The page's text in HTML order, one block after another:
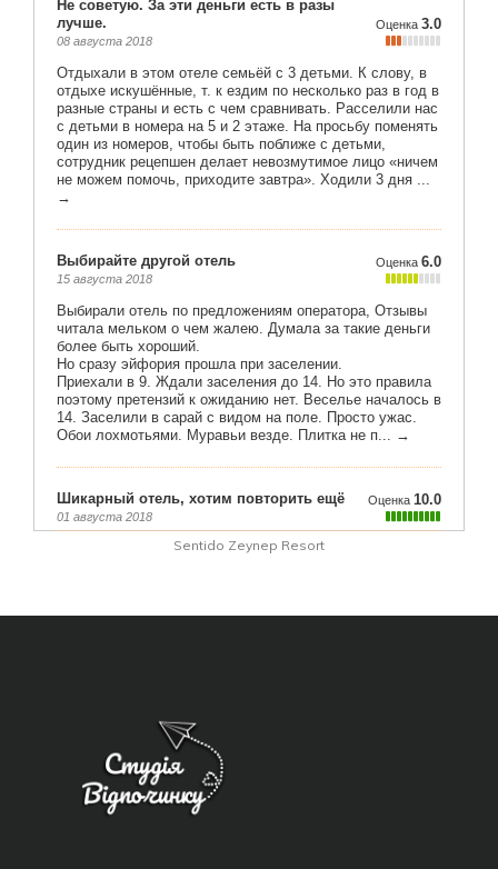
Sentido Zeynep Resort